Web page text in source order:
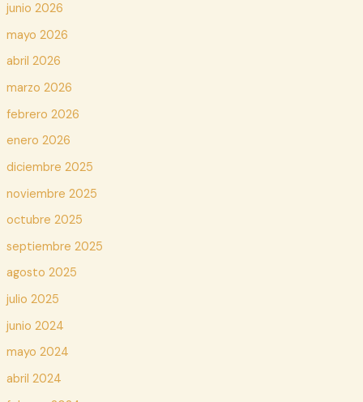
junio 2026
mayo 2026
abril 2026
marzo 2026
febrero 2026
enero 2026
diciembre 2025
noviembre 2025
octubre 2025
septiembre 2025
agosto 2025
julio 2025
junio 2024
mayo 2024
abril 2024